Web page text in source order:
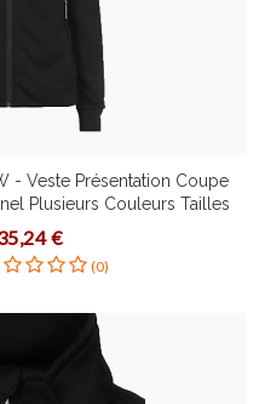
- Veste Présentation Coupe
Plusieurs Couleurs Tailles
Confortable
€
(0)